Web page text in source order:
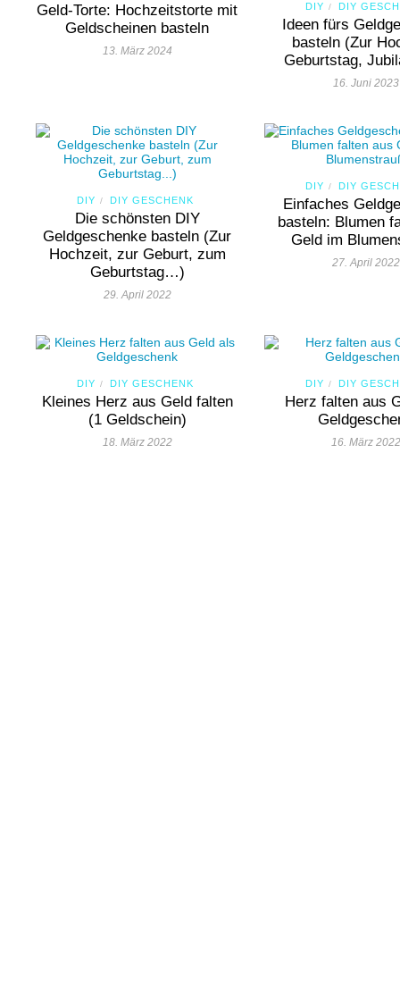
Geld-Torte: Hochzeitstorte mit
Geldscheinen basteln
13. März 2024
DIY / DIY
Ideen fürs
basteln (Zur
Geburtstag,
16. Juni 2023
DIY / DIY GESCHENK
Die schönsten DIY
Geldgeschenke basteln (Zur
Hochzeit, zur Geburt, zum
Geburtstag…)
29. April 2022
DIY / DIY
Einfaches
basteln: Blumen
Geld im
27. April 2022
DIY / DIY GESCHENK
Kleines Herz aus Geld falten
(1 Geldschein)
18. März 2022
DIY / DIY
Herz falten aus
16. März 2022